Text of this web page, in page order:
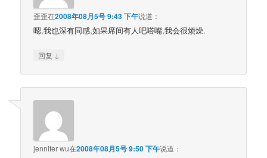
歪歪在2008年08月5号 9:43 下午说道：
嗯,我也深有同感,如果席间有人吧嗒嘴,我会很烦燥.
回复 ↓
jennifer wu在2008年08月5号 9:50 下午说道：